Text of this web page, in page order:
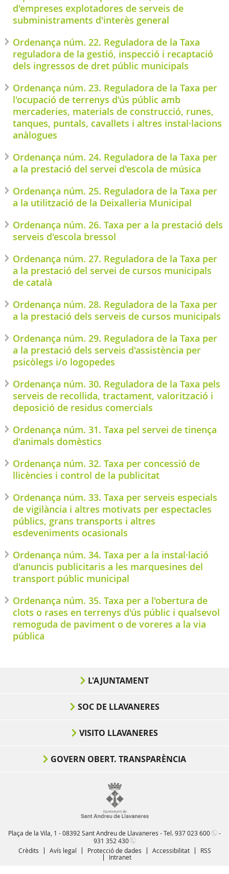
d'empreses explotadores de serveis de
subministraments d'interès general
Ordenança núm. 22. Reguladora de la Taxa
reguladora de la gestió, inspecció i recaptació
dels ingressos de dret públic municipals
Ordenança núm. 23. Reguladora de la Taxa per
l'ocupació de terrenys d'ús públic amb
mercaderies, materials de construcció, runes,
tanques, puntals, cavallets i altres instal·lacions
anàlogues
Ordenança núm. 24. Reguladora de la Taxa per
a la prestació del servei d'escola de música
Ordenança núm. 25. Reguladora de la Taxa per
a la utilització de la Deixalleria Municipal
Ordenança núm. 26. Taxa per a la prestació dels
serveis d'escola bressol
Ordenança núm. 27. Reguladora de la Taxa per
a la prestació del servei de cursos municipals
de català
Ordenança núm. 28. Reguladora de la Taxa per
a la prestació dels serveis de cursos municipals
Ordenança núm. 29. Reguladora de la Taxa per
a la prestació dels serveis d'assistència per
psicòlegs i/o logopedes
Ordenança núm. 30. Reguladora de la Taxa pels
serveis de recollida, tractament, valorització i
deposició de residus comercials
Ordenança núm. 31. Taxa pel servei de tinença
d'animals domèstics
Ordenança núm. 32. Taxa per concessió de
llicències i control de la publicitat
Ordenança núm. 33. Taxa per serveis especials
de vigilància i altres motivats per espectacles
públics, grans transports i altres
esdeveniments ocasionals
Ordenança núm. 34. Taxa per a la instal·lació
d'anuncis publicitaris a les marquesines del
transport públic municipal
Ordenança núm. 35. Taxa per a l'obertura de
clots o rases en terrenys d'ús públic i qualsevol
remoguda de paviment o de voreres a la via
pública
L'AJUNTAMENT
SOC DE LLAVANERES
VISITO LLAVANERES
GOVERN OBERT. TRANSPARÈNCIA
Plaça de la Vila, 1 - 08392 Sant Andreu de Llavaneres - Tel.937 023 600
-
931 352 430
Crèdits
Avís legal Protecció de dades Accessibilitat
RSS
Intranet